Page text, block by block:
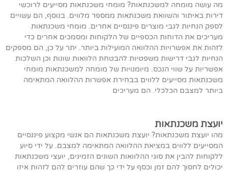
מה עושה מומחה למשכנתאות? מומחי משכנתאות מסייעים לרוכשי
דירות באיתור והשוואת משכנתאות ממספר מלווים. בנוסף, הם עשויים
לספק הנחיות לגבי מוצרים פיננסיים אחרים. מומחי משכנתאות
מעריכים את הדוחות הכספיים של הלקוחות ומסמכים אחרים כדי
לזהות את אפשרויות ההלוואה המועילות ביותר. יתר על כן, הם מספקים
הנחיות לגבי דרישות משפטיות להבטחת הלוואות שונות וכן השלכות
אפשריות על שווי הנכס. מיומנויות של מומחה למשכנתאות מומחי
משכנתאות מסייעים ללווים בבחירת אפשרות ההלוואה המתאימה
ביותר למצבם הכלכלי. הם מעריכים
יועצת משכנתאות
מהו יועצת משכנתאות? יועצת משכנתאות הם אנשי מקצוע פיננסיים
המסייעים ללווים במציאת ההלוואה המתאימה למצבם. על ידי סיוע
ללקוחות להבין את סוגי ההלוואות השונים הזמינים, יועצי משכנתאות
יכולים לחסוך להם זמן וכסף על ידי כך שהם עוזרים להם לזהות איזו